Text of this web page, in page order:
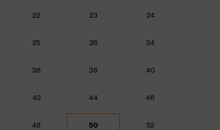
22 23 24
25 26 34
36 38 40
42 44 46
48 50 52